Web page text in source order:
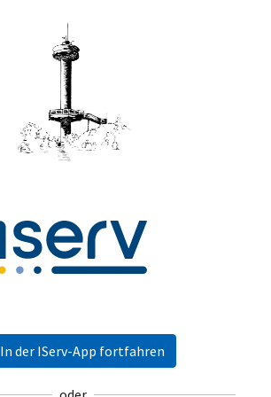
In der IServ-App fortfahren